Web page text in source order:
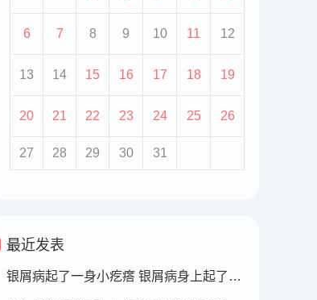
6 7 8 9 10 11 12
13 14 15 16 17 18 19
20 21 22 23 24 25 26
27 28 29 30 31
最近发表
银屑病起了一身小疙瘩 银屑病身上起了好多疙瘩